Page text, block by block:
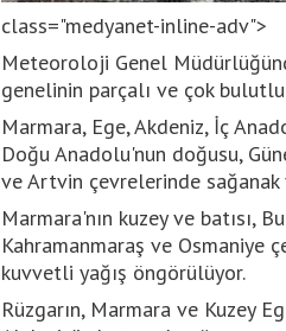
class="medyanet-inline-adv">
Meteoroloji Genel
genelinin parçalı ve çok
Marmara, Ege, Akdeniz, İç
Doğu Anadolu'nun doğusu,
ve Artvin çevrelerinde
Marmara'nın kuzey ve batısı,
Kahramanmaraş ve Osmaniye
kuvvetli yağış öngörülüyor.
Rüzgarın, Marmara ve Kuzey